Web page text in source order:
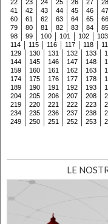
22 23 24 25 26 27 28
41
42 43 44 45 46 47
60
61 62 63 64 65 66
79
80 81 82 83 84 85
98
99 100 101 102 103
114
115 116 117 118
129
130 131 132 133
144
145 146 147 148
159
160 161 162 163
174
175 176 177 178
189
190 191 192 193
204
205 206 207 208
219
220 221 222 223
234
235 236 237 238
249
250 251 252 253
LE